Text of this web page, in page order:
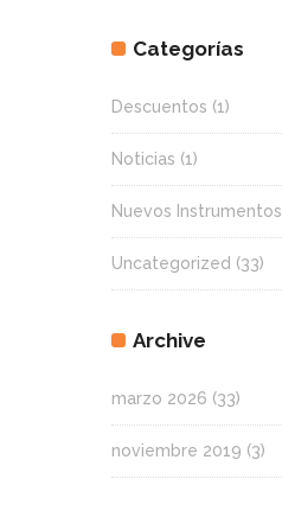
Categorías
Descuentos (1)
Noticias (1)
Nuevos Instrumentos
Uncategorized (33)
Archive
marzo 2026 (33)
noviembre 2019 (3)